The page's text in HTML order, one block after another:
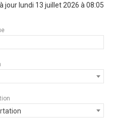
jour lundi 13 juillet 2026 à 08:05